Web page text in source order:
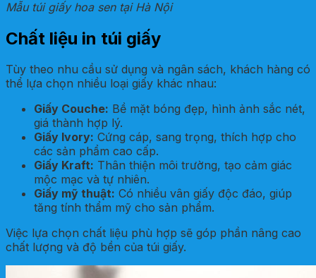
Mẫu túi giấy hoa sen tại Hà Nội
Chất liệu in túi giấy
Tùy theo nhu cầu sử dụng và ngân sách, khách hàng có
thể lựa chọn nhiều loại giấy khác nhau:
Giấy Couche: Bề mặt bóng đẹp, hình ảnh sắc nét,
giá thành hợp lý.
Giấy Ivory: Cứng cáp, sang trọng, thích hợp cho
các sản phẩm cao cấp.
Giấy Kraft: Thân thiện môi trường, tạo cảm giác
mộc mạc và tự nhiên.
Giấy mỹ thuật: Có nhiều vân giấy độc đáo, giúp
tăng tính thẩm mỹ cho sản phẩm.
Việc lựa chọn chất liệu phù hợp sẽ góp phần nâng cao
chất lượng và độ bền của túi giấy.